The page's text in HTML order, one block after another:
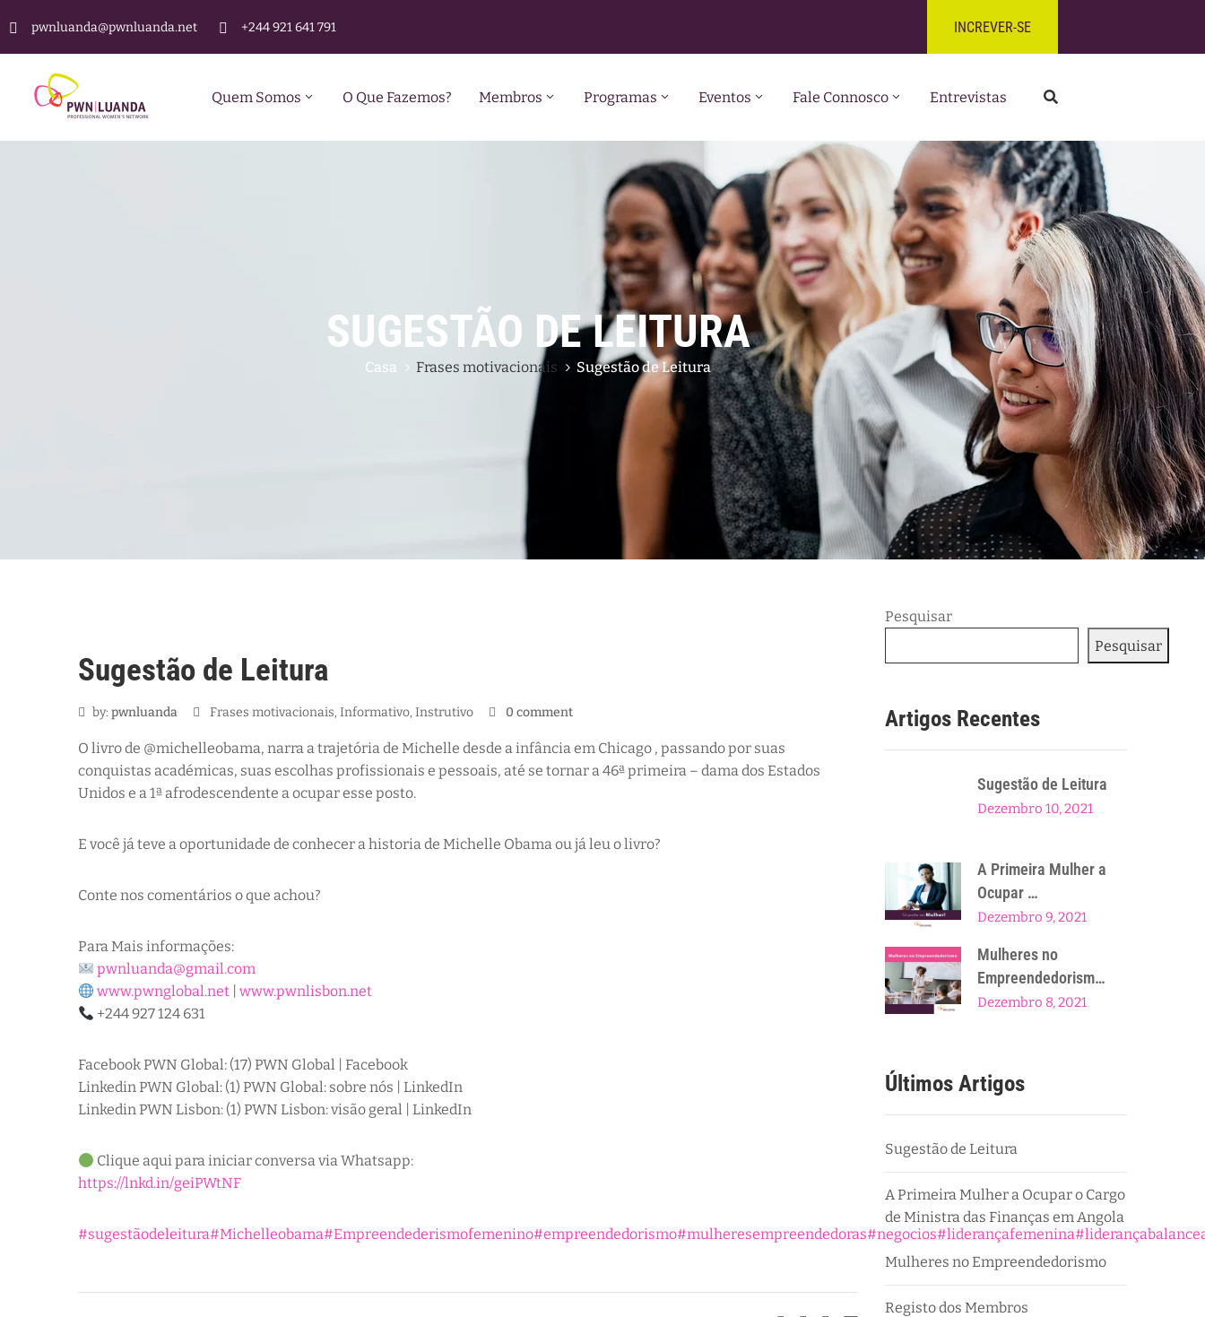
pwnluanda@pwnluanda.net +244 921 641 791 INCREVER-SE
Quem Somos O Que Fazemos? Membros Programas Eventos Fale Connosco Entrevistas
SUGESTÃO DE LEITURA
Casa Frases motivacionais Sugestão de Leitura
Dez
Sugestão de Leitura
by: pwnluanda Frases motivacionais‚Informativo‚Instrutivo 0 comment
O livro de @michelleobama, narra a trajetória de Michelle desde a infância em Chicago , passando por suas
conquistas académicas, suas escolhas profissionais e pessoais, até se tornar a 46ª primeira – dama dos Estados
Unidos e a 1ª afrodescendente a ocupar esse posto.
E você já teve a oportunidade de conhecer a historia de Michelle Obama ou já leu o livro?
Conte nos comentários o que achou?
Para Mais informações:
pwnluanda@gmail.com
www.pwnglobal.net |www.pwnlisbon.net
+244 927 124 631
Facebook PWN Global: (17) PWN Global | Facebook
Linkedin PWN Global: (1) PWN Global: sobre nós | LinkedIn
Linkedin PWN Lisbon: (1) PWN Lisbon: visão geral | LinkedIn
Clique aqui para iniciar conversa via Whatsapp:
https://lnkd.in/geiPWtNF
#sugestãodeleitura#Michelleobama#Empreendederismofemenino#empreendedorismo#mulheresempreendedoras#negocios#liderançafemenina
Pesquisar
Pesquisar
Artigos Recentes
Sugestão de Leitura
Dezembro 10, 2021
A Primeira Mulher a
Ocupar …
Dezembro 9, 2021
Mulheres no
Empreendedorism…
Dezembro 8, 2021
Últimos Artigos
Sugestão de Leitura
A Primeira Mulher a Ocupar o Cargo
de Ministra das Finanças em Angola
Mulheres no Empreendedorismo
Registo dos Membros